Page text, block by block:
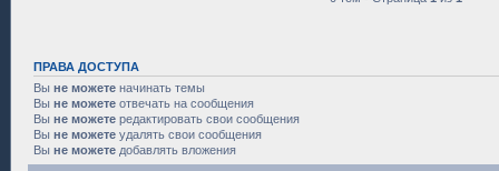
ПРАВА ДОСТУПА
Вы не можете начинать темы
Вы не можете отвечать на сообщения
Вы не можете редактировать свои сообщения
Вы не можете удалять свои сообщения
Вы не можете добавлять вложения